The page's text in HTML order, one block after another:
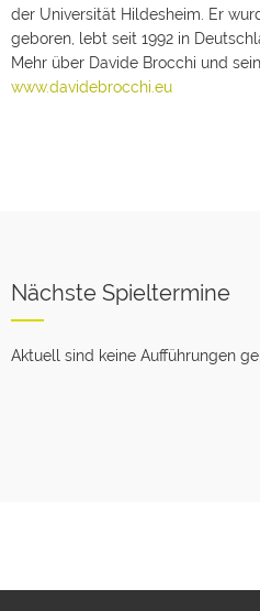
der Universität Hildesheim. Er
geboren, lebt seit 1992 in
Mehr über Davide Brocchi und
www.davidebrocchi.eu
Nächste Spieltermine
Aktuell sind keine Aufführungen